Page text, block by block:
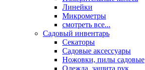
Линейки
Микрометры
смотреть все...
Садовый инвентарь
Секаторы
Садовые аксессуары
Ножовки, пилы садовые
Одежда, защита рук